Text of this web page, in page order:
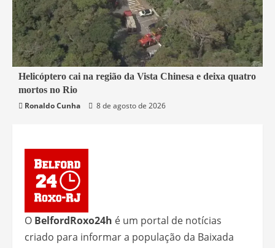
2 min read
Rio de Janeiro
Helicóptero cai na região da Vista Chinesa e deixa quatro
mortos no Rio
Ronaldo Cunha
8 de agosto de 2026
O BelfordRoxo24h é um portal de notícias
criado para informar a população da Baixada